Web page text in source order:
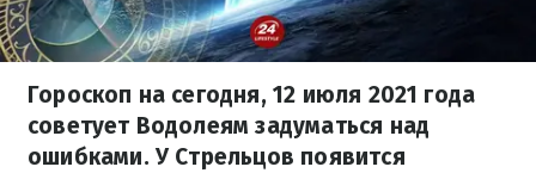
Гороскоп на сегодня, 12 июля 2021 года
советует Водолеям задуматься над
ошибками. У Стрельцов появится